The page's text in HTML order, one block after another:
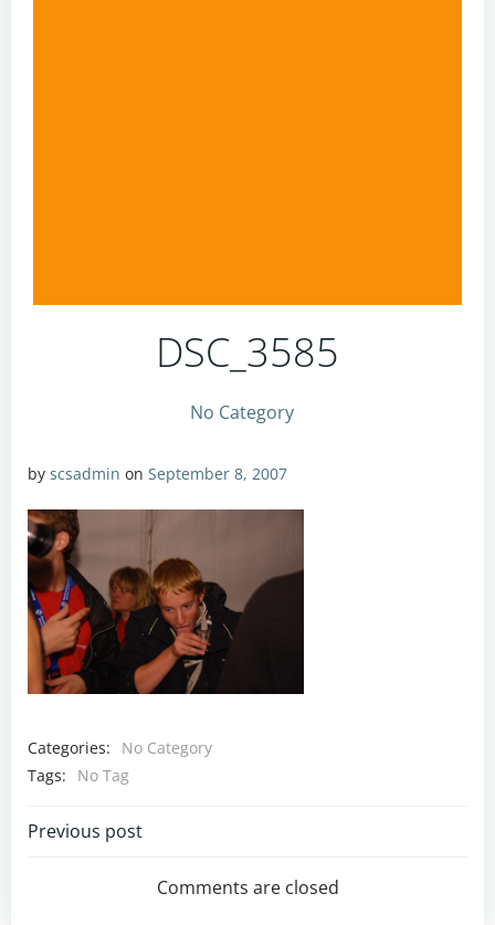
DSC_3585
No Category
by scsadmin on September 8, 2007
Categories:
No Category
Tags:
No Tag
Post
navigation
Previous post
Comments are closed